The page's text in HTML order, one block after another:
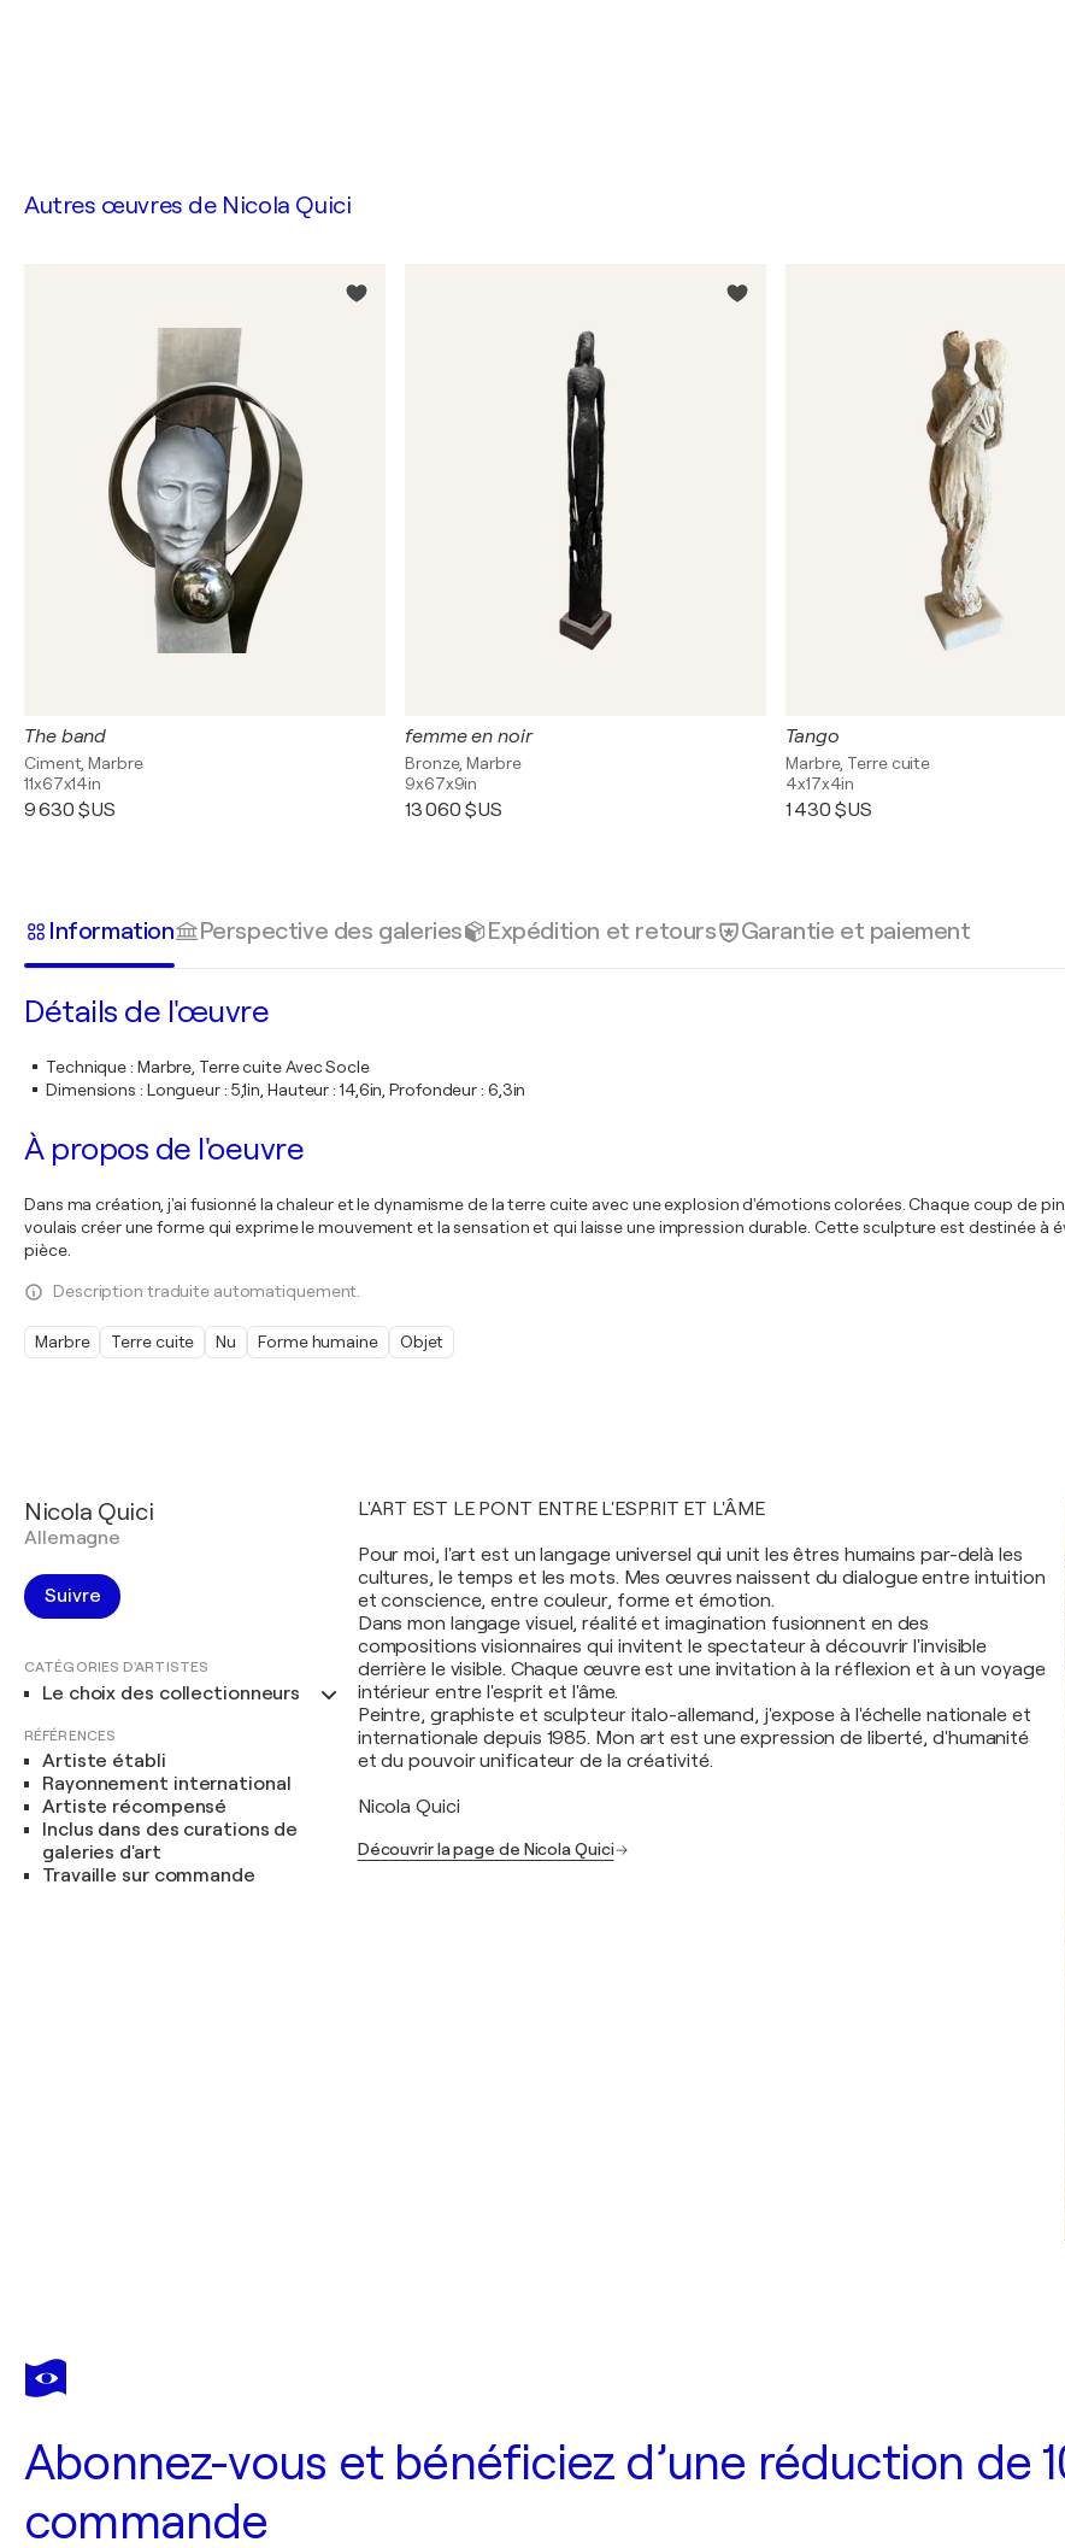
Autres œuvres de Nicola Quici
The band
Ciment, Marbre
11x67x14in
9 630 $US
femme en noir
Bronze, Marbre
9x67x9in
13 060 $US
Tango
Marbre, Terre cuite
4x17x4in
1 430 $US
Information Perspective des galeries Expédition et retours Garantie et paiement
Détails de l'œuvre
Technique: Marbre, Terre cuite Avec Socle
Dimensions : Longueur : 5,1in, Hauteur : 14,6in, Profondeur : 6,3in
À propos de l'oeuvre
Dans ma création, j'ai fusionné la chaleur et le dynamisme de la terre cuite avec une explosion d'émotions colorées. Chaque coup de
voulais créer une forme qui exprime le mouvement et la sensation et qui laisse une impression durable. Cette sculpture est destinée à
pièce.
Description traduite automatiquement.
Marbre Terre cuite Nu Forme humaine Objet
Nicola Quici
Allemagne
Suivre
CATÉGORIES D'ARTISTES
Le choix des collectionneurs
RÉFÉRENCES
Artiste établi
Rayonnement international
Artiste récompensé
Inclus dans des curations de
galeries d'art
Travaille sur commande
L'ART EST LE PONT ENTRE L'ESPRIT ET L'ÂME
Pour moi, l'art est un langage universel qui unit les êtres humains par-delà les
cultures, le temps et les mots. Mes œuvres naissent du dialogue entre intuition
et conscience, entre couleur, forme et émotion.
Dans mon langage visuel, réalité et imagination fusionnent en des
compositions visionnaires qui invitent le spectateur à découvrir l'invisible
derrière le visible. Chaque œuvre est une invitation à la réflexion et à un voyage
intérieur entre l'esprit et l'âme.
Peintre, graphiste et sculpteur italo-allemand, j'expose à l'échelle nationale et
internationale depuis 1985. Mon art est une expression de liberté, d'humanité
et du pouvoir unificateur de la créativité.
Nicola Quici
Découvrir la page de Nicola Quici
Abonnez-vous et bénéficiez d’une réduction de
commande